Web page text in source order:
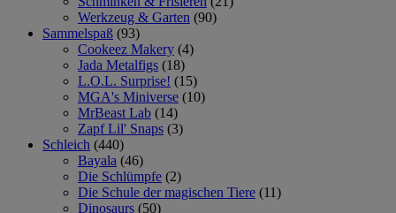
Werkzeug & Garten (90)
Sammelspaß (93)
Cookeez Makery (4)
Jada Metalfigs (18)
L.O.L. Surprise! (15)
MGA's Miniverse (10)
MrBeast Lab (14)
Zapf Lil' Snaps (3)
Schleich (440)
Bayala (46)
Die Schlümpfe (2)
Die Schule der magischen Tiere (11)
Dinosaurs (50)